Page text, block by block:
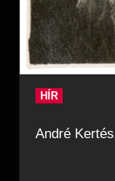
HÍR
André